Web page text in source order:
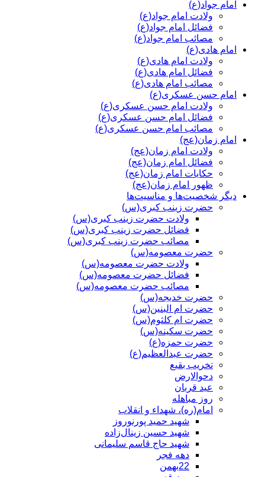
امام جواد(ع)
ولادت امام جواد(ع)
فضائل امام جواد(ع)
مصائب امام جواد(ع)
امام هادی(ع)
ولادت امام هادی(ع)
فضائل امام هادی(ع)
مصائب امام هادی(ع)
امام حسن عسکری(ع)
ولادت امام حسن عسکری(ع)
فضائل امام حسن عسکری(ع)
مصائب امام حسن عسکری(ع)
امام زمان(عج)
ولادت امام زمان(عج)
فضائل امام زمان(عج)
حکایات امام زمان(عج)
ظهور امام زمان(عج)
دیگر شخصیت‌ها و مناسیت‌ها
حضرت زینب کبری(س)
ولادت حضرت زینب کبری(س)
فضائل حضرت زینب کبری(س)
مصائب حضرت زینب کبری(س)
حضرت معصومه(س)
ولادت حضرت معصومه(س)
فضائل حضرت معصومه(س)
مصائب حضرت معصومه(س)
حضرت خدیجه(س)
حضرت ام البنین(س)
حضرت ام کلثوم(س)
حضرت سکینه(س)
حضرت حمزه(ع)
حضرت عبدالعظیم(ع)
تخریب بقیع
دحوالارض
عید قربان
روز مباهله
امام(ره)، شهداء و انقلاب
شهید حمید پورنوروز
شهید حسین زینال‌زاده
شهید حاج قاسم سلیمانی
دهه فجر
22بهمن